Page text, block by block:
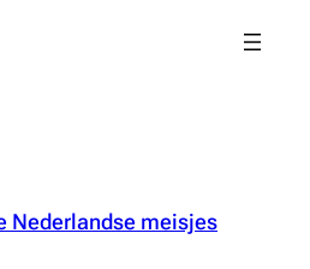
Nederlandse meisjes